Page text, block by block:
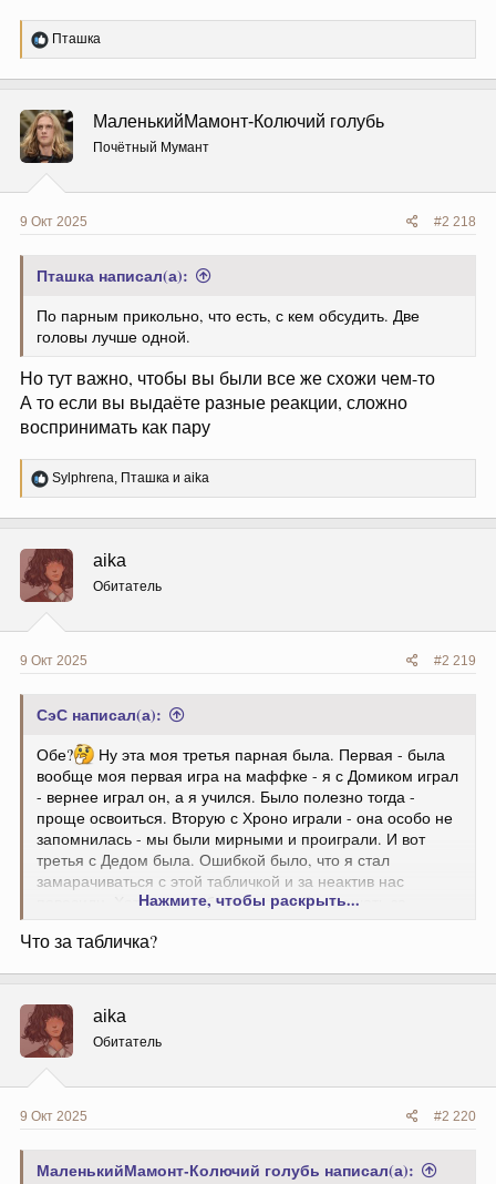
Р
е
ц
и
и
:
Пташка
МаленькийМамонт-Колючий голубь
Почётный Мумант
9 Окт 2025 #2 218
Пташка написал(а):
По парным прикольно, что есть, с кем обсудить. Две
головы лучше одной.
Но тут важно, чтобы вы были все же схожи чем-то
А то если вы выдаёте разные реакции, сложно
воспринимать как пару
Р
е
ц
и
и
:
Sylphrena, Пташка и aika
aika
Обитатель
9 Окт 2025 #2 219
СэС написал(а):
Обе?
Ну эта моя третья парная была. Первая - была
вообще моя первая игра на маффке - я с Домиком играл
- вернее играл он, а я учился. Было полезно тогда -
проще освоиться. Вторую с Хроно играли - она особо не
запомнилась - мы были мирными и проиграли. И вот
третья с Дедом была. Ошибкой было, что я стал
замарачиваться с этой табличкой и за неактив нас
повесили. Хотя это вообще такое себе - вешать за
присутствует ну попали в мафов, могли так же и миров
Нажмите, чтобы раскрыть...
Что за табличка?
aika
Обитатель
9 Окт 2025 #2 220
МаленькийМамонт-Колючий голубь написал(а):